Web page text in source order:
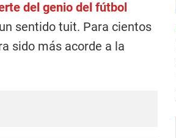
del genio del fútbol
sentido tuit. Para cientos
sido más acorde a la